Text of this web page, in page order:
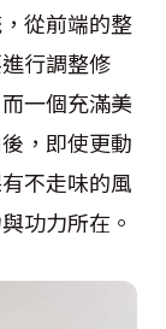
從前端的整
行調整修
一個充滿美
，即使更動
不走味的風
功力所在。